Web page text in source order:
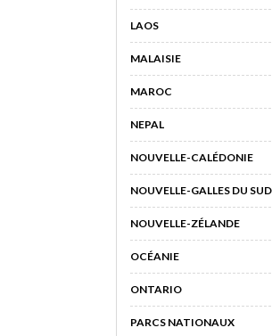
LAOS
MALAISIE
MAROC
NEPAL
NOUVELLE-CALÉDONIE
NOUVELLE-GALLES DU SUD
NOUVELLE-ZÉLANDE
OCÉANIE
ONTARIO
PARCS NATIONAUX